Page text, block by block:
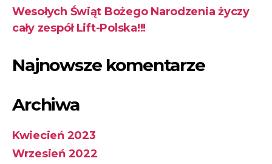
Wesołych Świąt Bożego Narodzenia życzy
cały zespół Lift-Polska!!!
Najnowsze komentarze
Archiwa
Kwiecień 2023
Wrzesień 2022